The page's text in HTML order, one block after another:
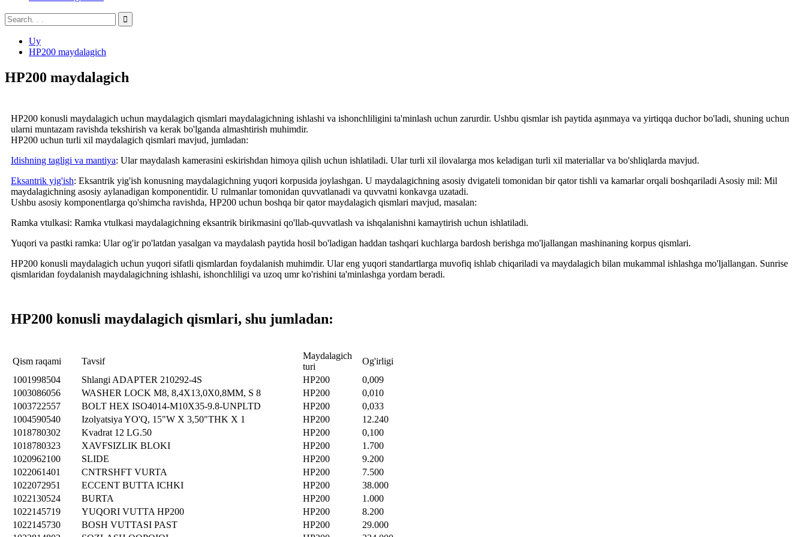
Uy
HP200 maydalagich
HP200 maydalagich
HP200 konusli maydalagich uchun maydalagich qismlari maydalagichning ishlashi va ishonchliligini ta'minlash uchun zarurdir. Ushbu qismlar ish paytida aşınmaya va yirtiqqa duchor bo'ladi, shuning uchun
ularni muntazam ravishda tekshirish va kerak bo'lganda almashtirish muhimdir.
HP200 uchun turli xil maydalagich qismlari mavjud, jumladan:
Idishning tagligi va mantiya: Ular maydalash kamerasini eskirishdan himoya qilish uchun ishlatiladi. Ular turli xil ilovalarga mos keladigan turli xil materiallar va bo'shliqlarda mavjud.
Eksantrik yig'ish: Eksantrik yig'ish konusning maydalagichning yuqori korpusida joylashgan. U maydalagichning asosiy dvigateli tomonidan bir qator tishli va kamarlar orqali boshqariladi Asosiy mil: Mil
maydalagichning asosiy aylanadigan komponentidir. U rulmanlar tomonidan quvvatlanadi va quvvatni konkavga uzatadi.
Ushbu asosiy komponentlarga qo'shimcha ravishda, HP200 uchun boshqa bir qator maydalagich qismlari mavjud, masalan:
Ramka vtulkasi: Ramka vtulkasi maydalagichning eksantrik birikmasini qo'llab-quvvatlash va ishqalanishni kamaytirish uchun ishlatiladi.
Yuqori va pastki ramka: Ular og'ir po'latdan yasalgan va maydalash paytida hosil bo'ladigan haddan tashqari kuchlarga bardosh berishga mo'ljallangan mashinaning korpus qismlari.
HP200 konusli maydalagich uchun yuqori sifatli qismlardan foydalanish muhimdir. Ular eng yuqori standartlarga muvofiq ishlab chiqariladi va maydalagich bilan mukammal ishlashga mo'ljallangan. Sunrise
qismlaridan foydalanish maydalagichning ishlashi, ishonchliligi va uzoq umr ko'rishini ta'minlashga yordam beradi.
HP200 konusli maydalagich qismlari, shu jumladan:
Qism raqami Tavsif
Maydalagich
turi
Og'irligi
1001998504
Shlangi ADAPTER 210292-4S HP200
0,009
1003086056
WASHER LOCK M8, 8,4X13,0X0,8MM, S 8 HP200
0,010
1003722557
BOLT HEX ISO4014-M10X35-9.8-UNPLTD HP200
0,033
1004590540
Izolyatsiya YO'Q, 15"W X 3,50"THK X 1 HP200
12.240
1018780302
Kvadrat 12 LG.50 HP200
0,100
1018780323
XAVFSIZLIK BLOKI HP200
1.700
1020962100
SLIDE HP200
9.200
1022061401
CNTRSHFT VURTA HP200
7.500
1022072951
ECCENT BUTTA ICHKI HP200
38.000
1022130524
BURTA HP200
1.000
1022145719
YUQORI VUTTA HP200 HP200
8.200
1022145730
BOSH VUTTASI PAST HP200
29.000